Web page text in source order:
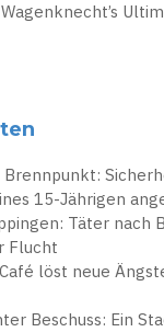
15-Jährigen
Täter nach
Flucht
löst neue
Beschuss: Ein